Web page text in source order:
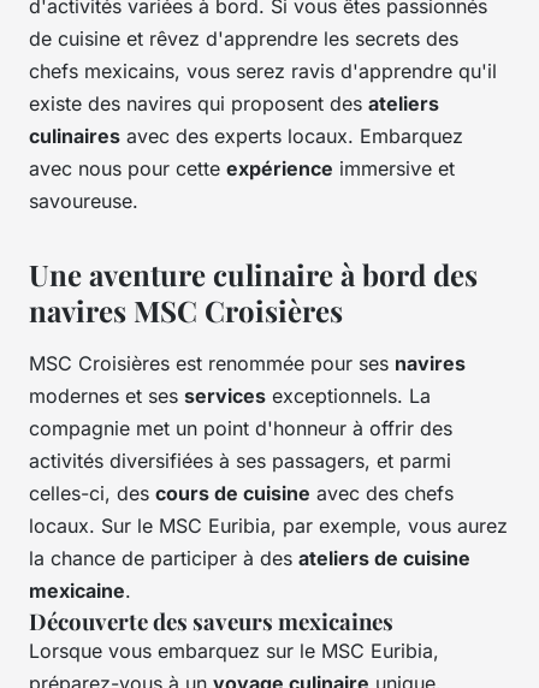
d'activités variées à bord. Si vous êtes passionnés
de cuisine et rêvez d'apprendre les secrets des
chefs mexicains, vous serez ravis d'apprendre qu'il
existe des navires qui proposent des ateliers
culinaires avec des experts locaux. Embarquez
avec nous pour cette expérience immersive et
savoureuse.
Une aventure culinaire à bord des
navires MSC Croisières
MSC Croisières est renommée pour ses navires
modernes et ses services exceptionnels. La
compagnie met un point d'honneur à offrir des
activités diversifiées à ses passagers, et parmi
celles-ci, des cours de cuisine avec des chefs
locaux. Sur le MSC Euribia, par exemple, vous aurez
la chance de participer à des ateliers de cuisine
mexicaine.
Découverte des saveurs mexicaines
Lorsque vous embarquez sur le MSC Euribia,